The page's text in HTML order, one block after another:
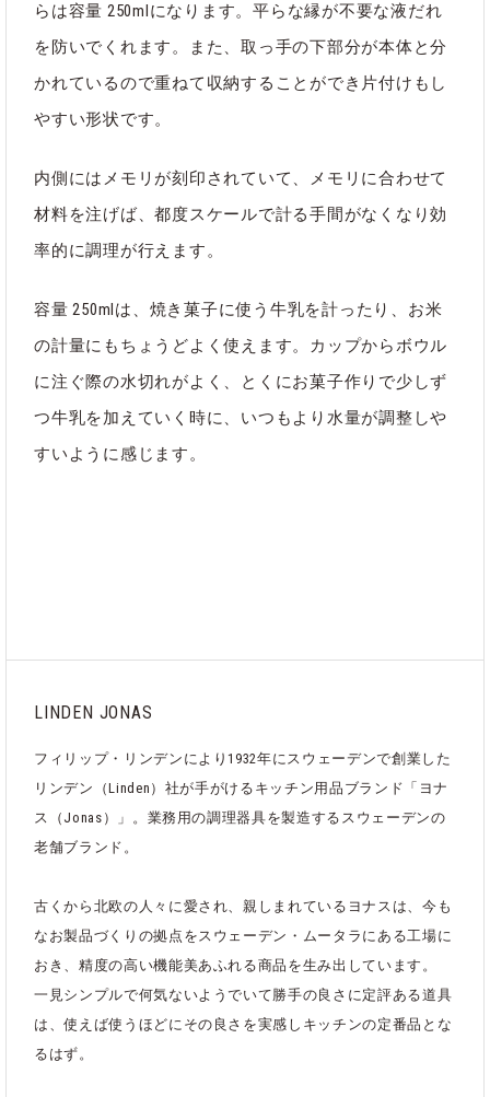
#メジャーカップ #計量カップ
ブランド LINDEN JONAS
カテゴリ キッチン ｜
らは容量 250mlになります。平らな縁が不要な液だれ
を防いでくれます。また、取っ手の下部分が本体と分
かれているので重ねて収納することができ片付けもし
やすい形状です。
内側にはメモリが刻印されていて、メモリに合わせて
材料を注げば、都度スケールで計る手間がなくなり効
率的に調理が行えます。
容量 250mlは、焼き菓子に使う牛乳を計ったり、お米
の計量にもちょうどよく使えます。カップからボウル
に注ぐ際の水切れがよく、とくにお菓子作りで少しず
つ牛乳を加えていく時に、いつもより水量が調整しや
すいように感じます。
LINDEN JONAS
フィリップ・リンデンにより1932年にスウェーデンで創業した
リンデン（Linden）社が手がけるキッチン用品ブランド「ヨナ
ス（Jonas）」。業務用の調理器具を製造するスウェーデンの
老舗ブランド。
古くから北欧の人々に愛され、親しまれているヨナスは、今も
なお製品づくりの拠点をスウェーデン・ムータラにある工場に
おき、精度の高い機能美あふれる商品を生み出しています。
一見シンプルで何気ないようでいて勝手の良さに定評ある道具
は、使えば使うほどにその良さを実感しキッチンの定番品とな
るはず。